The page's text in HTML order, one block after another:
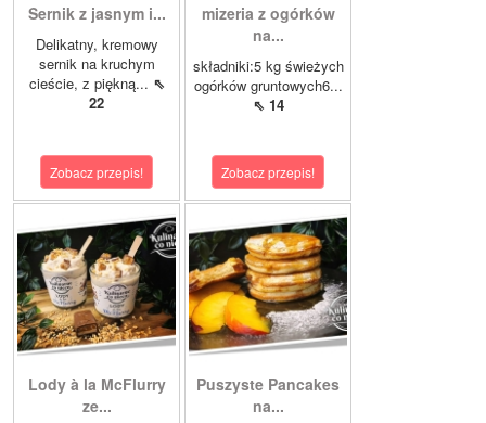
Sernik z jasnym i...
Delikatny, kremowy
sernik na kruchym
cieście, z piękną... ⇖
22
Zobacz przepis!
mizeria z ogórków
na...
składniki:5 kg świeżych
ogórków gruntowych6...
⇖ 14
Zobacz przepis!
Lody à la McFlurry
ze...
Puszyste Pancakes
na...